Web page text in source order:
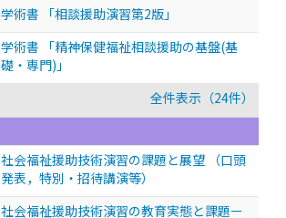
学術書 「相談援助演習第2版」
学術書 「精神保健福祉相談援助の基盤(基
礎・専門)」
全件表示（24件）
社会福祉援助技術演習の課題と展望
（口頭
発表，特別・招待講演等）
社会福祉援助技術演習の教育実態と課題ー